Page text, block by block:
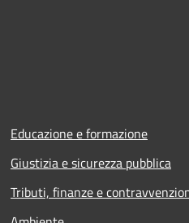
Educazione e formazione
Giustizia e sicurezza pubblica
Tributi, finanze e